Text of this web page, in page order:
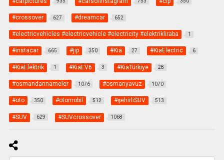
#crossover 627 #dreamcar 652
#electricvehicles #electricvehicle #electricity #elektrikliraba 1
#instacar 665 #jip 350 #Kia 27 #KiaElectric 6
#KiaElektrik 1 #KiaEV6 3 #KiaTürkiye 28
#osmandannameler 1076 #osmanyavuz 1070
#oto 350 #otomobil 512 #şehirliSUV 513
#SUV 629 #SUVcrossover 1068